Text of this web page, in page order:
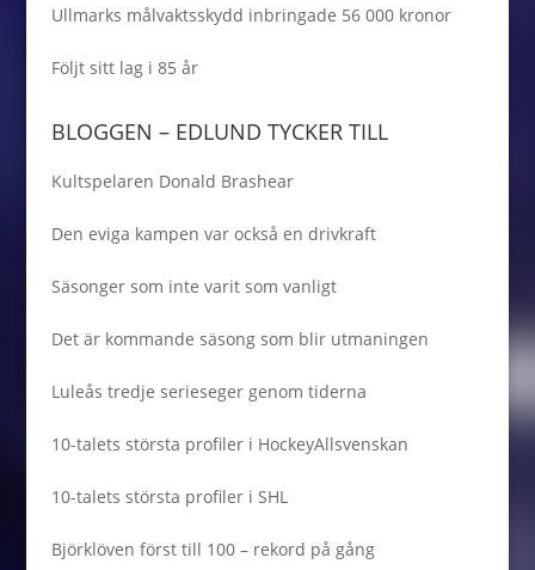
Ullmarks målvaktsskydd inbringade 56 000 kronor
Följt sitt lag i 85 år
BLOGGEN – EDLUND TYCKER TILL
Kultspelaren Donald Brashear
Den eviga kampen var också en drivkraft
Säsonger som inte varit som vanligt
Det är kommande säsong som blir utmaningen
Luleås tredje serieseger genom tiderna
10-talets största profiler i HockeyAllsvenskan
10-talets största profiler i SHL
Björklöven först till 100 – rekord på gång